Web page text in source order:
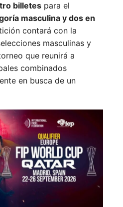
billetes para el
masculina y dos en
contará con la
masculinas y
que reunirá a
combinados
en busca de un